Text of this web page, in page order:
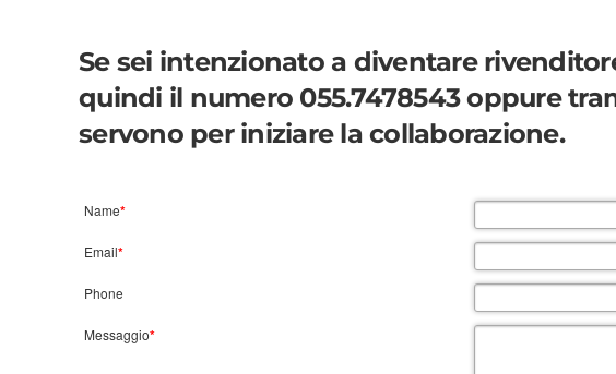
Se sei intenzionato a diventare
quindi il numero 055.7478543 oppure
servono per iniziare la collaborazione.
Name*
Email*
Phone
Messaggio*